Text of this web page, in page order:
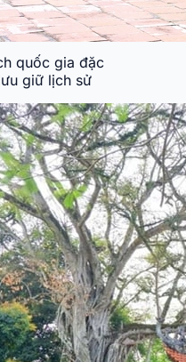
quốc gia đặc
giữ lịch sử